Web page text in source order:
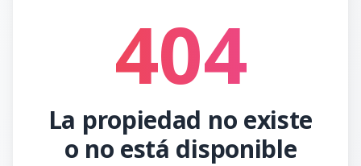
404
La propiedad no existe
o no está disponible